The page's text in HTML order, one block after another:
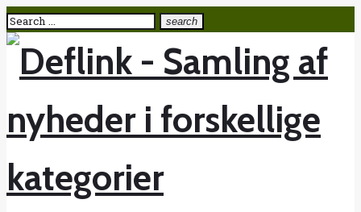
Skip
to
content
Search
for:
search